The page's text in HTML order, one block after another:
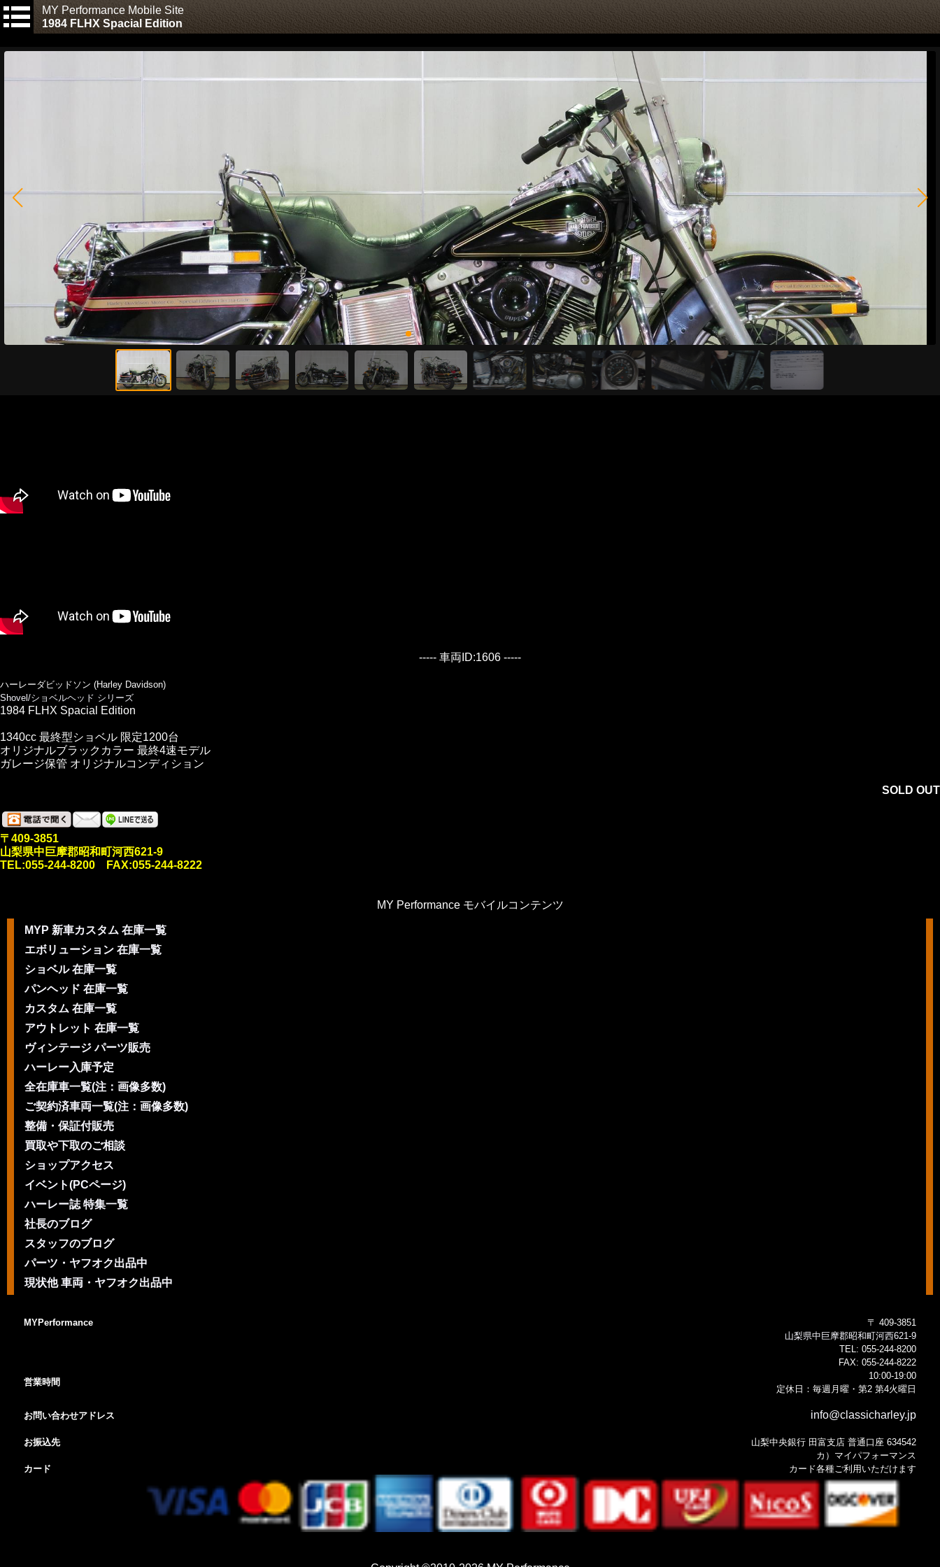
MY Performance Mobile Site
1984 FLHX Spacial Edition
----- 車両ID:1606 -----
ハーレーダビッドソン (Harley Davidson)
Shovel/ショベルヘッド シリーズ
1984 FLHX Spacial Edition
1340cc 最終型ショベル 限定1200台
オリジナルブラックカラー 最終4速モデル
ガレージ保管 オリジナルコンディション
SOLD OUT
〒409-3851
山梨県中巨摩郡昭和町河西621-9
TEL:055-244-8200 FAX:055-244-8222
MY Performance モバイルコンテンツ
MYP 新車カスタム 在庫一覧
エボリューション 在庫一覧
ショベル 在庫一覧
パンヘッド 在庫一覧
カスタム 在庫一覧
アウトレット 在庫一覧
ヴィンテージ パーツ販売
ハーレー入庫予定
全在庫車一覧(注：画像多数)
ご契約済車両一覧(注：画像多数)
整備・保証付販売
買取や下取のご相談
ショップアクセス
イベント(PCページ)
ハーレー誌 特集一覧
社長のブログ
スタッフのブログ
パーツ・ヤフオク出品中
現状他 車両・ヤフオク出品中
MYPerformance
〒 409-3851
山梨県中巨摩郡昭和町河西621-9
TEL: 055-244-8200
FAX: 055-244-8222
営業時間
10:00-19:00
定休日：毎週月曜・第2 第4火曜日
お問い合わせアドレス info@classicharley.jp
お振込先
山梨中央銀行 田富支店 普通口座 634542
カ）マイパフォーマンス
カード
カード各種ご利用いただけます